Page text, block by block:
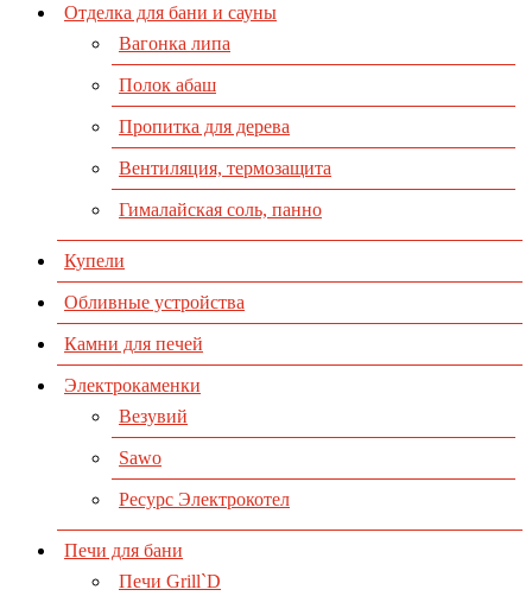
Отделка для бани и сауны
Вагонка липа
Полок абаш
Пропитка для дерева
Вентиляция, термозащита
Гималайская соль, панно
Купели
Обливные устройства
Камни для печей
Электрокаменки
Везувий
Sawo
Ресурс Электрокотел
Печи для бани
Печи Grill`D